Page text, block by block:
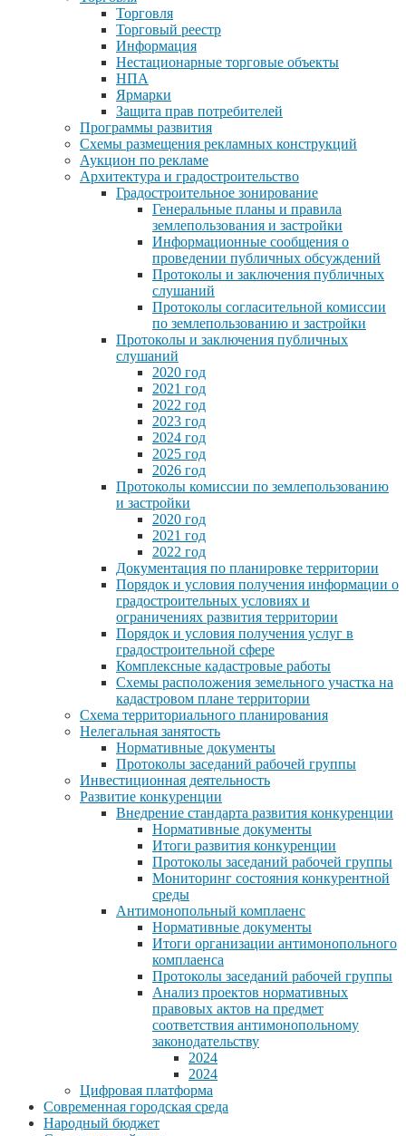
Торговля
Торговый реестр
Информация
Нестационарные торговые объекты
НПА
Ярмарки
Защита прав потребителей
Программы развития
Схемы размещения рекламных конструкций
Аукцион по рекламе
Архитектура и градостроительство
Градостроительное зонирование
Генеральные планы и правила
землепользования и застройки
Информационные сообщения о
проведении публичных обсуждений
Протоколы и заключения публичных
слушаний
Протоколы согласительной комиссии
по землепользованию и застройки
Протоколы и заключения публичных
слушаний
2020 год
2021 год
2022 год
2023 год
2024 год
2025 год
2026 год
Протоколы комиссии по землепользованию
и застройки
2020 год
2021 год
2022 год
Документация по планировке территории
Порядок и условия получения информации о
градостроительных условиях и
ограничениях развития территории
Порядок и условия получения услуг в
градостроительной сфере
Комплексные кадастровые работы
Схемы расположения земельного участка на
кадастровом плане территории
Схема территориального планирования
Нелегальная занятость
Нормативные документы
Протоколы заседаний рабочей группы
Инвестиционная деятельность
Развитие конкуренции
Внедрение стандарта развития конкуренции
Нормативные документы
Итоги развития конкуренции
Протоколы заседаний рабочей группы
Мониторинг состояния конкурентной
среды
Антимонопольный комплаенс
Нормативные документы
Итоги организации антимонопольного
комплаенса
Протоколы заседаний рабочей группы
Анализ проектов нормативных
правовых актов на предмет
соответствия антимонопольному
законодательству
2024
2024
Цифровая платформа
Современная городская среда
Народный бюджет